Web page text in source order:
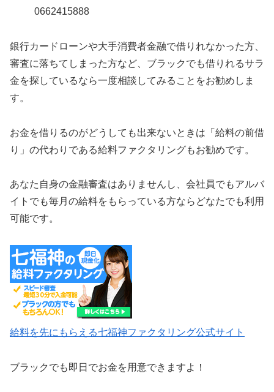
0662415888
銀行カードローンや大手消費者金融で借りれなかった方、
審査に落ちてしまった方など、ブラックでも借りれるサラ
金を探しているなら一度相談してみることをお勧めしま
す。
お金を借りるのがどうしても出来ないときは「給料の前借
り」の代わりである給料ファクタリングもお勧めです。
あなた自身の金融審査はありませんし、会社員でもアルバ
イトでも毎月の給料をもらっている方ならどなたでも利用
可能です。
給料を先にもらえる七福神ファクタリング公式サイト
ブラックでも即日でお金を用意できますよ！